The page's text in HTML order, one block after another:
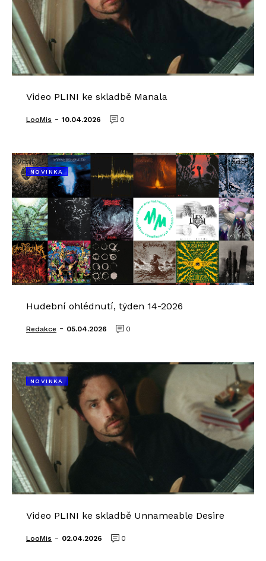
Video PLINI ke skladbě Manala
LooMis - 10.04.2026 0
NOVINKA
Hudební ohlédnutí, týden 14-2026
Redakce - 05.04.2026 0
NOVINKA
Video PLINI ke skladbě Unnameable Desire
LooMis - 02.04.2026 0